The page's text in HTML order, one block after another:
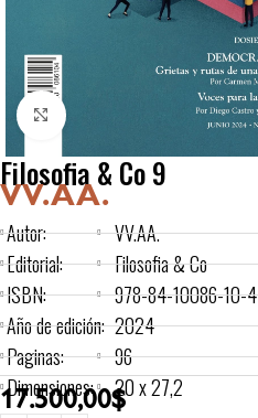
Click to enlarge
Filosofia & Co 9
VV.AA.
Autor:
Editorial:
ISBN:
Año de edición:
Paginas:
Dimensiones:
VV.AA.
Filosofia & Co
978-84-10086-10-4
2024
96
20 x 27,2
17.500,00$